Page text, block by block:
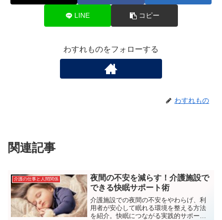
LINE コピー
わすれものをフォローする
わすれもの
関連記事
介護の仕事と人間関係
夜間の不安を減らす！介護施設で
できる快眠サポート術
介護施設での夜間の不安をやわらげ、利
用者が安心して眠れる環境を整える方法
を紹介。快眠につながる実践的サポート